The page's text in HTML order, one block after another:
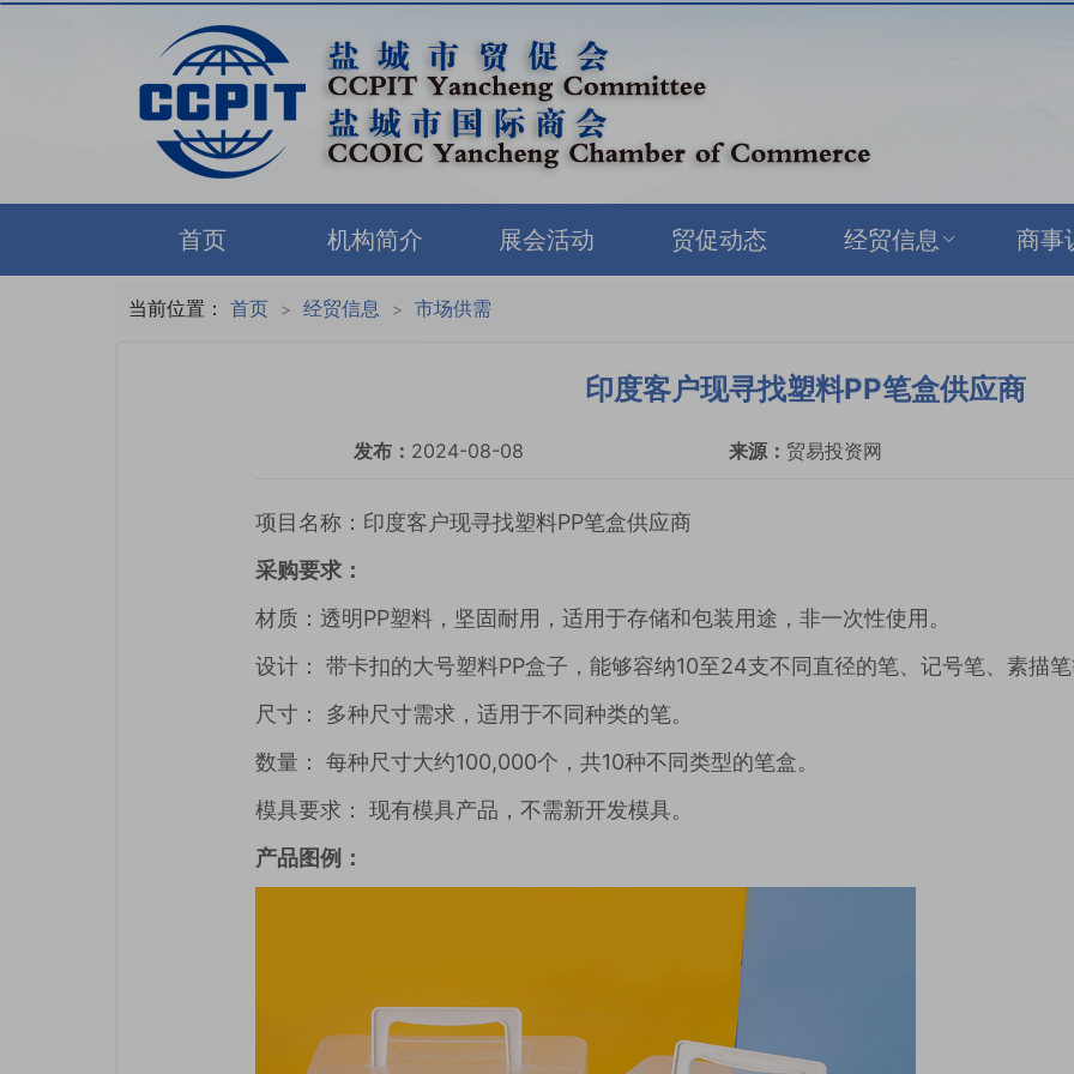
首页 机构简介 展会活动 贸促动态 经贸信息 商事
当前位置： 首页 > 经贸信息 > 市场供需
印度客户现寻找塑料PP笔盒供应商
发布： 2024-08-08 来源： 贸易投资网
项目名称：印度客户现寻找塑料PP笔盒供应商
采购要求：
材质：透明PP塑料，坚固耐用，适用于存储和包装用途，非一次性使用。
设计： 带卡扣的大号塑料PP盒子，能够容纳10至24支不同直径的笔、记号笔、素描
尺寸： 多种尺寸需求，适用于不同种类的笔。
数量： 每种尺寸大约100,000个，共10种不同类型的笔盒。
模具要求： 现有模具产品，不需新开发模具。
产品图例：